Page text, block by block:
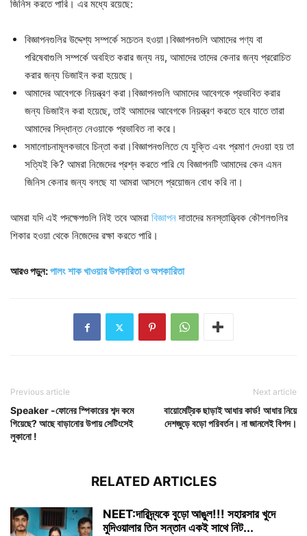
জিনিস করতে পারি। এর মধ্যে রয়েছে:
বিজ্ঞাপনগুলির উদ্দেশ্য সম্পর্কে সচেতন হওয়া।বিজ্ঞাপনগুলি আমাদের পণ্য বা
পরিষেবাগুলি সম্পর্কে অবহিত করার জন্য নয়, আমাদের তাদের কেনার জন্য প্ররোচিত
করার জন্য ডিজাইন করা হয়েছে।
আমাদের আবেগকে নিয়ন্ত্রণ করা।বিজ্ঞাপনগুলি আমাদের আবেগকে প্রভাবিত করার
জন্য ডিজাইন করা হয়েছে, তাই আমাদের আবেগকে নিয়ন্ত্রণ করতে হবে যাতে তারা
আমাদের সিদ্ধান্ত নেওয়াকে প্রভাবিত না করে।
সমালোচনামূলকভাবে চিন্তা করা।বিজ্ঞাপনগুলিতে যে যুক্তি এবং প্রমাণ দেওয়া হয় তা
সত্যিই কি? আমরা নিজেদের প্রশ্ন করতে পারি যে বিজ্ঞাপনটি আমাদের কেন এমন
জিনিস কেনার জন্য বলছে যা আমরা আসলে প্রয়োজন বোধ করি না।
আমরা যদি এই পদক্ষেপগুলি নিই তবে আমরা বিজ্ঞাপনদাতাদের মনস্তাত্ত্বিক কৌশলগুলির
শিকার হওয়া থেকে নিজেদের রক্ষা করতে পারি।
আরও পড়ুন:পালং শাক খাওয়ার উপকারিতা ও অপকারিতা
Previous article
Speaker -ফোনের স্পিকারের শব্দ কমে
গিয়েছে? আছে বাড়ানোর উপায় সেটিংসেই
লুকানো !
Next article
বায়োমেট্রিক ছাড়াই আধার কার্ড! আধার নিয়ে
দেশজুড়ে বড়ো পরিবর্তন। না জানলেই বিপদ।
RELATED ARTICLES
NEET:দারিদ্র্যকে বুড়ো আঙুল!!! সহারসার খুদে
মুদিওয়ালার তিন সন্তান একই সাথে নিট...